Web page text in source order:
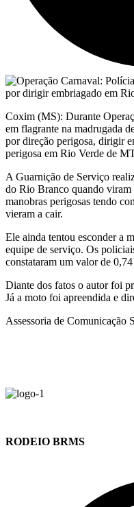
Coxim (MS): Durante
em flagrante na madrugada
por direção perigosa, dirigir
perigosa em Rio Verde de
A Guarnição de Serviço
do Rio Branco quando
manobras perigosas tendo
vieram a cair.
Ele ainda tentou esconder a
equipe de serviço. Os
constataram um valor de
Diante dos fatos o autor foi
Já a moto foi apreendida e
Assessoria de Comunicação
RODEIO BRMS